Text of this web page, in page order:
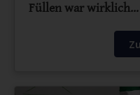
Füllen war wirklich…